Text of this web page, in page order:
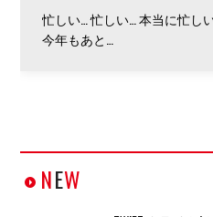
忙しい… 忙しい… 本当に忙し
今年もあと…
NEW